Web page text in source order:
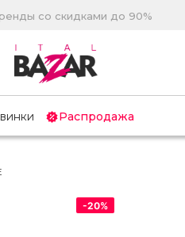
со скидками до 90%
Распродажа
-20%